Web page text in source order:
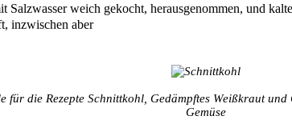
Salzwasser weich gekocht, herausgenommen, und
inzwischen aber
für die Rezepte Schnittkohl, Gedämpftes Weißkraut
Gemüse